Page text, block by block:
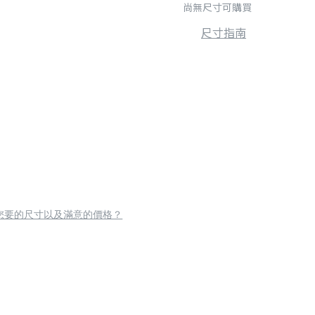
尚無尺寸可購買
尺寸指南
要的尺寸以及滿意的價格？